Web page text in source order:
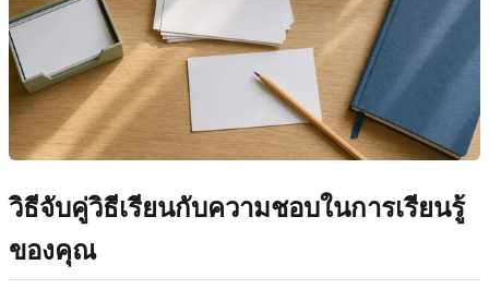
วิธีจับคู่วิธีเรียนกับความชอบในการเรียนรู้
ของคุณ